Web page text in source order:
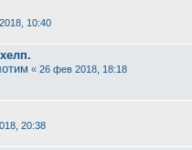
10:40
« 26 фев 2018, 18:18
20:38